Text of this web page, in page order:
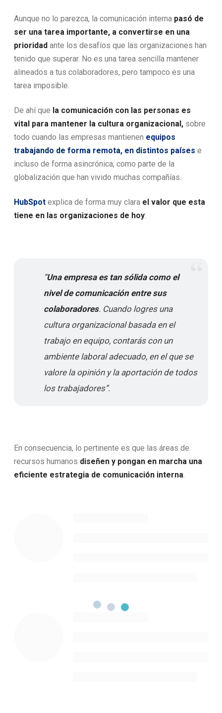
Aunque no lo parezca, la comunicación interna pasó de
ser una tarea importante, a convertirse en una
prioridad ante los desafíos que las organizaciones han
tenido que superar. No es una tarea sencilla mantener
alineados a tus colaboradores, pero tampoco es una
tarea imposible.
De ahí que la comunicación con las personas es
vital para mantener la cultura organizacional, sobre
todo cuando las empresas mantienen equipos
trabajando de forma remota, en distintos países e
incluso de forma asincrónica, como parte de la
globalización que han vivido muchas compañías.
HubSpot explica de forma muy clara el valor que esta
tiene en las organizaciones de hoy:
“Una empresa es tan sólida como el
nivel de comunicación entre sus
colaboradores. Cuando logres una
cultura organizacional basada en el
trabajo en equipo, contarás con un
ambiente laboral adecuado, en el que se
valore la opinión y la aportación de todos
los trabajadores”.
En consecuencia, lo pertinente es que las áreas de
recursos humanos diseñen y pongan en marcha una
eficiente estrategia de comunicación interna.